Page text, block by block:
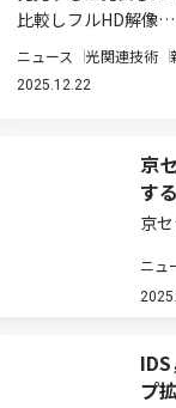
比較しフルHD解像…
ニュース 光関連技術
2025.12.22
京
す
京
（
な
ニュ
プ